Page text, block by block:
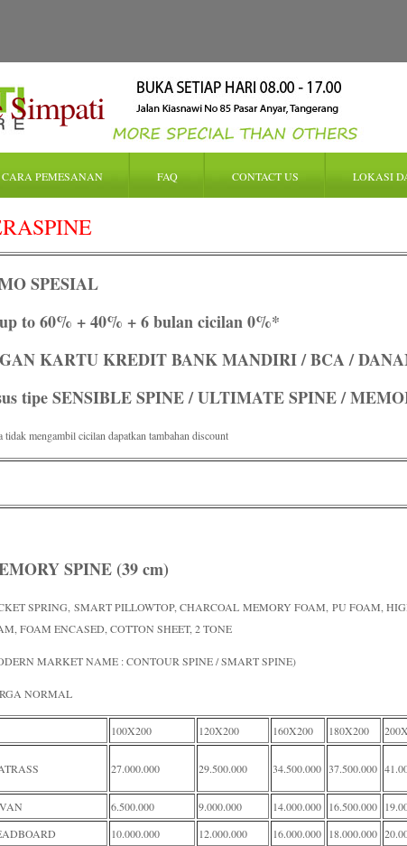
Simpati
CARA PEMESANAN FAQ CONTACT US LOKASI
SPESIAL
to 60% + 40% + 6 bulan cicilan 0%*
KARTU KREDIT BANK MANDIRI / BCA /
tipe SENSIBLE SPINE / ULTIMATE SPINE /
tidak mengambil cicilan dapatkan tambahan discount
SPINE (39 cm)
SPRING, SMART PILLOWTOP, CHARCOAL MEMORY FOAM, PU FOAM,
FOAM ENCASED, COTTON SHEET, 2 TONE
MARKET NAME : CONTOUR SPINE / SMART SPINE)
NORMAL
100X200 120X200 160X200 180X200
27.000.000 29.500.000 34.500.000 37.500.000
6.500.000 9.000.000 14.000.000 16.500.000
10.000.000 12.000.000 16.000.000 18.000.000